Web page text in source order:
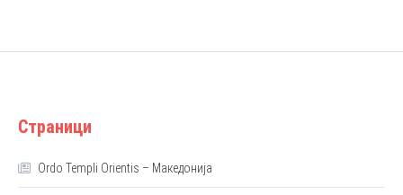
Страници
Ordo Templi Orientis – Македонија